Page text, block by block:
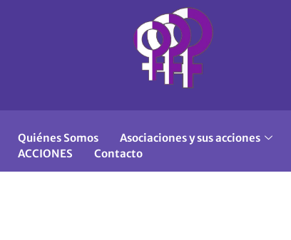
Quiénes Somos Asociaciones y sus acciones
ACCIONES
Contacto